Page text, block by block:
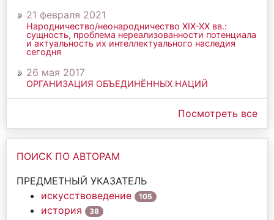
21 февраля 2021
Народничество/неонародничество ХIХ-ХХ вв.:
сущность, проблема нереализованности потенциала
и актуальность их интеллектуального наследия
сегодня
26 мая 2017
ОРГАНИЗАЦИЯ ОБЪЕДИНЁННЫХ НАЦИЙ
Посмотреть все
ПОИСК ПО АВТОРАМ
ПРЕДМЕТНЫЙ УКАЗАТЕЛЬ
искусствоведение
105
история 38